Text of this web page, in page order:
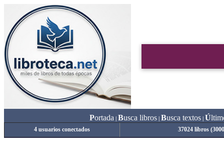
Portada Busca libros| Busca textos| Ú
4 usuarios conectados 37024 libros